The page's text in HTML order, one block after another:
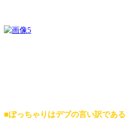
■ぽっちゃりはデブの言い訳である